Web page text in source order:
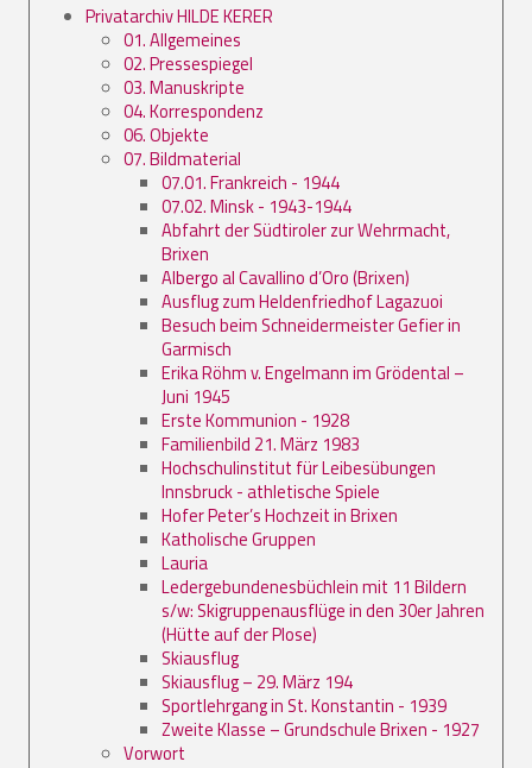
Privatarchiv HILDE KERER
01. Allgemeines
02. Pressespiegel
03. Manuskripte
04. Korrespondenz
06. Objekte
07. Bildmaterial
07.01. Frankreich - 1944
07.02. Minsk - 1943-1944
Abfahrt der Südtiroler zur Wehrmacht,
Brixen
Albergo al Cavallino d’Oro (Brixen)
Ausflug zum Heldenfriedhof Lagazuoi
Besuch beim Schneidermeister Gefier in
Garmisch
Erika Röhm v. Engelmann im Grödental –
Juni 1945
Erste Kommunion - 1928
Familienbild 21. März 1983
Hochschulinstitut für Leibesübungen
Innsbruck - athletische Spiele
Hofer Peter’s Hochzeit in Brixen
Katholische Gruppen
Lauria
Ledergebundenesbüchlein mit 11 Bildern
s/w: Skigruppenausflüge in den 30er Jahren
(Hütte auf der Plose)
Skiausflug
Skiausflug – 29. März 194
Sportlehrgang in St. Konstantin - 1939
Zweite Klasse – Grundschule Brixen - 1927
Vorwort